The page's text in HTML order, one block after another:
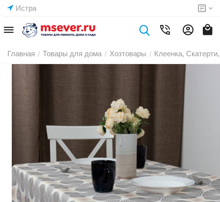
Истра
Главная / Товары для дома / Хозтовары / Клеенка,